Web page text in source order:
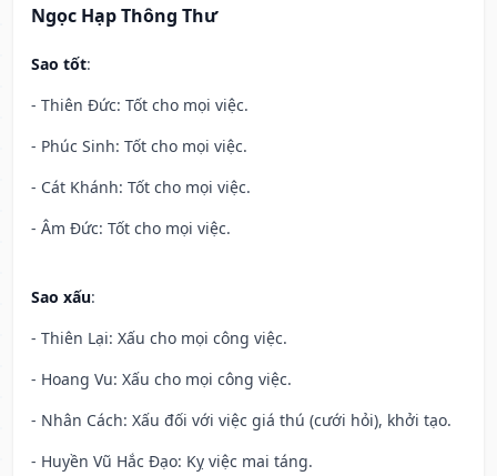
Ngọc Hạp Thông Thư
Sao tốt:
- Thiên Đức: Tốt cho mọi việc.
- Phúc Sinh: Tốt cho mọi việc.
- Cát Khánh: Tốt cho mọi việc.
- Âm Đức: Tốt cho mọi việc.
Sao xấu:
- Thiên Lại: Xấu cho mọi công việc.
- Hoang Vu: Xấu cho mọi công việc.
- Nhân Cách: Xấu đối với việc giá thú (cưới hỏi), khởi tạo.
- Huyền Vũ Hắc Đạo: Kỵ việc mai táng.